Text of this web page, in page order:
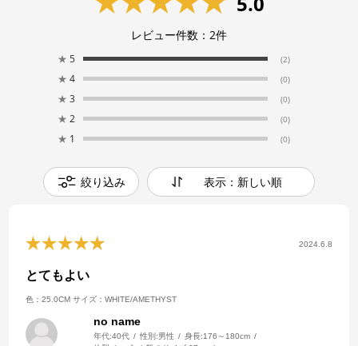
レビュー件数： 2件
★ 5 (2)
★ 4 (0)
★ 3 (0)
★ 2 (0)
★ 1 (0)
絞り込み 表示：新しい順
2024.6.8
とてもよい
色：25.0CM サイズ：WHITE/AMETHYST
no name
年代:40代 性別:男性 身長:176～180cm